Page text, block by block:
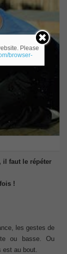
il faut le répéter
!
les gestes de
ou basse. Ou
au bout.
Please
browser-